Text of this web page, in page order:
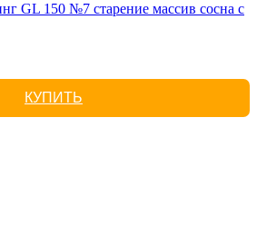
GL 150 №7 старение массив сосна с
КУПИТЬ